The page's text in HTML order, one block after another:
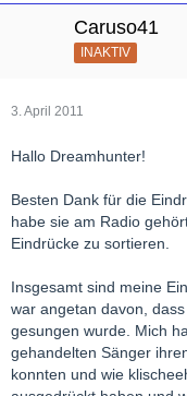
Caruso41
INAKTIV
3. April 2011
Hallo Dreamhunter!
Besten Dank für die
habe sie am Radio
Eindrücke zu sortieren.
Insgesamt sind meine
war angetan davon,
gesungen wurde. Mich
gehandelten Sänger
konnten und wie